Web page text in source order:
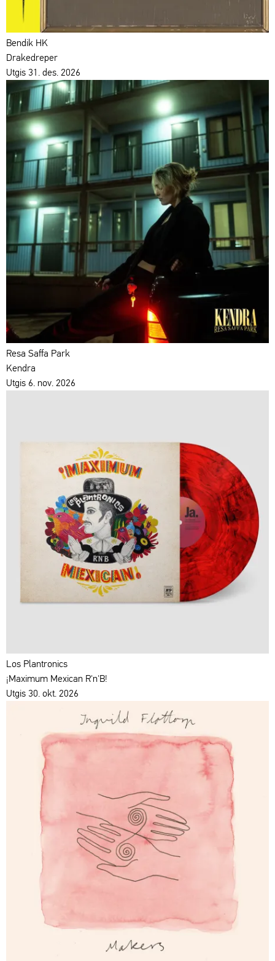
Bendik HK
Drakedreper
Utgis 31. des. 2026
Resa Saffa Park
Kendra
Utgis 6. nov. 2026
Los Plantronics
¡Maximum Mexican R'n'B!
Utgis 30. okt. 2026